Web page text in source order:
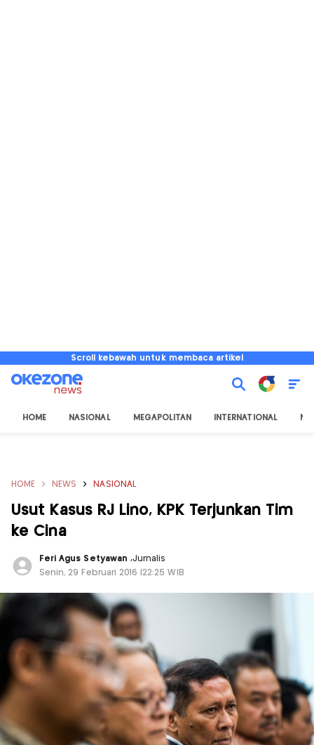
Scroll kebawah untuk membaca artikel
HOME NASIONAL MEGAPOLITAN INTERNATIONAL
HOME NEWS NASIONAL
Usut Kasus RJ Lino, KPK Terjunkan Tim
ke Cina
Feri Agus Setyawan ,Jurnalis
Senin, 29 Februari 2016 |22:25 WIB